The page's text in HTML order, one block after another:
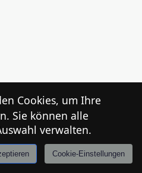
Tiroler
Cookies, um Ihre
Sie können alle
verwalten.
Cookie-Einstellungen